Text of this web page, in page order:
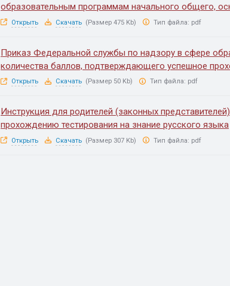
образовательным программам начального общего,
Открыть Скачать (Размер 475 Kb) Тип файла: pdf
Приказ Федеральной службы по надзору в сфере
количества баллов, подтверждающего успешное
Открыть Скачать (Размер 50 Kb) Тип файла: pdf
Инструкция для родителей (законных
прохождению тестирования на знание русского языка
Открыть Скачать (Размер 307 Kb) Тип файла: pdf